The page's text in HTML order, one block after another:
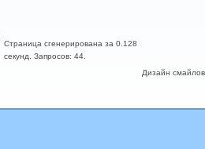
Дизайн
Страница сгенерирована за 0.128
секунд. Запросов: 44.